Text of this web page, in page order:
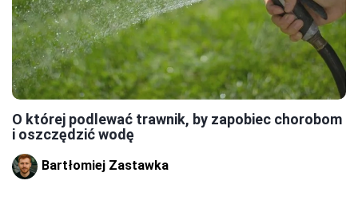
O której podlewać trawnik, by zapobiec chorobom
i oszczędzić wodę
Bartłomiej Zastawka